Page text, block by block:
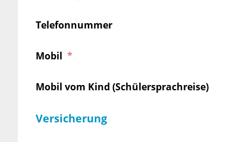
Telefonnummer
Mobil
Mobil vom Kind (Schülersprachreise)
Versicherung